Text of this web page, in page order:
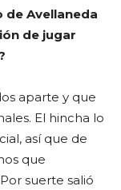
de Avellaneda
de jugar
aparte y que
El hincha lo
así que de
que
suerte salió